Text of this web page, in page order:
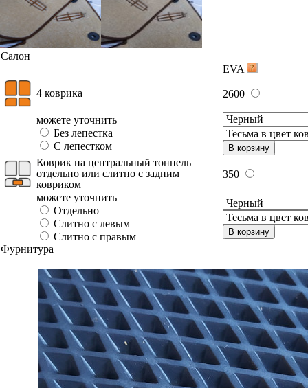
Салон
EVA
4 коврика 2600
можете уточнить
Без лепестка
С лепестком
В корзину
Коврик на центральный тоннель
отдельно или слитно с задним
ковриком
350
можете уточнить
Отдельно
Слитно с левым
Слитно с правым
В корзину
Фурнитура